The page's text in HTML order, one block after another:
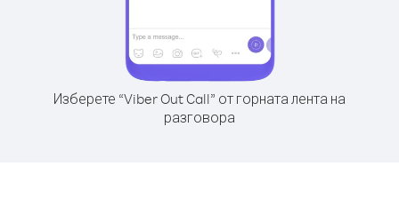
Изберете “Viber Out Call” от горната лента на
разговора